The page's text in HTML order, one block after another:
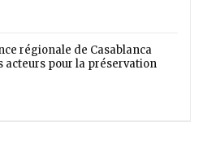
régionale de Casablanca
acteurs pour la préservation